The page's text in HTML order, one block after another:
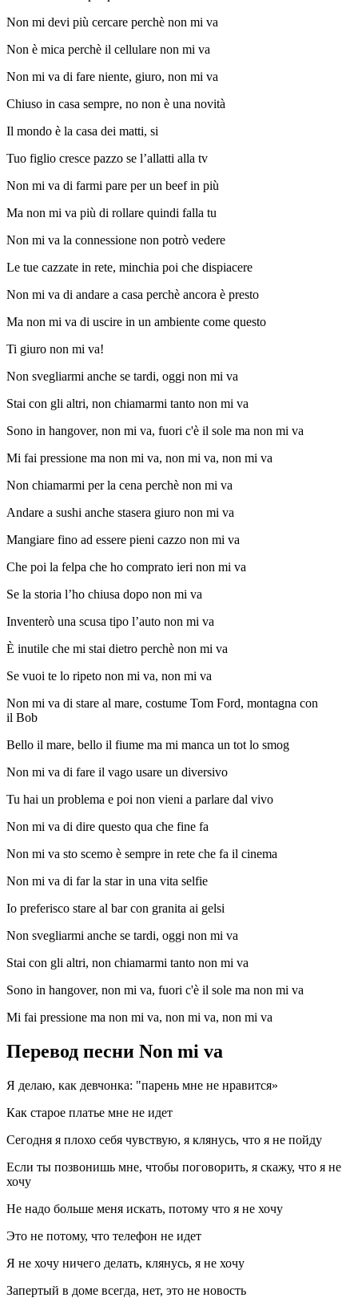
Non mi devi più cercare perchè non mi va
Non è mica perchè il cellulare non mi va
Non mi va di fare niente, giuro, non mi va
Chiuso in casa sempre, no non è una novità
Il mondo è la casa dei matti, si
Tuo figlio cresce pazzo se l’allatti alla tv
Non mi va di farmi pare per un beef in più
Ma non mi va più di rollare quindi falla tu
Non mi va la connessione non potrò vedere
Le tue cazzate in rete, minchia poi che dispiacere
Non mi va di andare a casa perchè ancora è presto
Ma non mi va di uscire in un ambiente come questo
Ti giuro non mi va!
Non svegliarmi anche se tardi, oggi non mi va
Stai con gli altri, non chiamarmi tanto non mi va
Sono in hangover, non mi va, fuori c'è il sole ma non mi va
Mi fai pressione ma non mi va, non mi va, non mi va
Non chiamarmi per la cena perchè non mi va
Andare a sushi anche stasera giuro non mi va
Mangiare fino ad essere pieni cazzo non mi va
Che poi la felpa che ho comprato ieri non mi va
Se la storia l’ho chiusa dopo non mi va
Inventerò una scusa tipo l’auto non mi va
È inutile che mi stai dietro perchè non mi va
Se vuoi te lo ripeto non mi va, non mi va
Non mi va di stare al mare, costume Tom Ford, montagna con
il Bob
Bello il mare, bello il fiume ma mi manca un tot lo smog
Non mi va di fare il vago usare un diversivo
Tu hai un problema e poi non vieni a parlare dal vivo
Non mi va di dire questo qua che fine fa
Non mi va sto scemo è sempre in rete che fa il cinema
Non mi va di far la star in una vita selfie
Io preferisco stare al bar con granita ai gelsi
Non svegliarmi anche se tardi, oggi non mi va
Stai con gli altri, non chiamarmi tanto non mi va
Sono in hangover, non mi va, fuori c'è il sole ma non mi va
Mi fai pressione ma non mi va, non mi va, non mi va
Перевод песни Non mi va
Я делаю, как девчонка: "парень мне не нравится»
Как старое платье мне не идет
Сегодня я плохо себя чувствую, я клянусь, что я не пойду
Если ты позвонишь мне, чтобы поговорить, я скажу, что я не
хочу
Не надо больше меня искать, потому что я не хочу
Это не потому, что телефон не идет
Я не хочу ничего делать, клянусь, я не хочу
Запертый в доме всегда, нет, это не новость